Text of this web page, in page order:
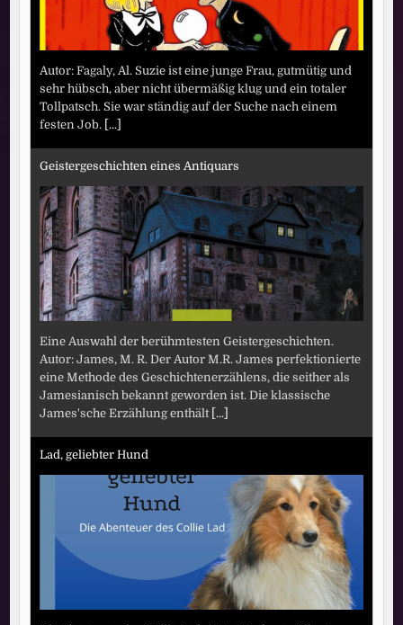
Autor: Fagaly, Al. Suzie ist eine junge Frau, gutmütig und
sehr hübsch, aber nicht übermäßig klug und ein totaler
Tollpatsch. Sie war ständig auf der Suche nach einem
festen Job. [...]
Geistergeschichten eines Antiquars
Eine Auswahl der berühmtesten Geistergeschichten.
Autor: James, M. R. Der Autor M.R. James perfektionierte
eine Methode des Geschichtenerzählens, die seither als
Jamesianisch bekannt geworden ist. Die klassische
James'sche Erzählung enthält [...]
Lad, geliebter Hund